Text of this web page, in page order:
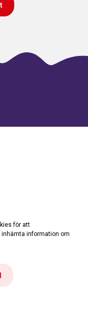
för att
information om